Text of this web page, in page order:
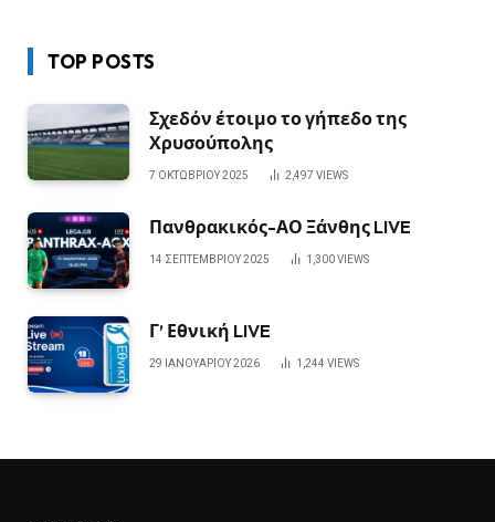
TOP POSTS
Σχεδόν έτοιμο το γήπεδο της
Χρυσούπολης
7 ΟΚΤΩΒΡΊΟΥ 2025 2,497 VIEWS
Πανθρακικός-ΑΟ Ξάνθης LIVE
14 ΣΕΠΤΕΜΒΡΊΟΥ 2025 1,300VIEWS
Γ’ Εθνική LIVE
29 ΙΑΝΟΥΑΡΊΟΥ 2026 1,244 VIEWS